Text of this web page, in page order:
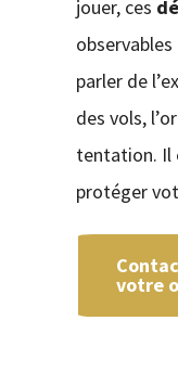
jouer, ces
parler de
des vols,
tentation. Il
protéger
votre